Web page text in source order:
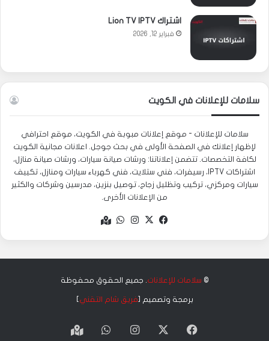
اشتراك Lion TV IPTV
فبراير 12, 2026
سلامات للإعلانات في الكويت
سلامات للإعلانات - موقع إعلانات مبوبة في الكويت، موقع احترافي
لإظهار إعلانك في الصفحة الأولى في بحث جوجل. اعلانات مجانية الكويت
لكافة التخصصات. تتضمن إعلاناتنا: ورشات صيانة سيارات، ورشات صيانة منازل،
اشتراكات IPTV، رسيفرات، فني ستلايت، فني كهرباء سيارات ومنازل، تكييف
سيارات ومركزي، تركيب وتظليل زجاج، توصيل بنزين، مدرسين وشركات والكثير
من الإعلانات الأخرى.
فيسبوك
‫X انستقرام
واتساب
© سلامات للإعلانات. جميع الحقوق محفوظة
برمجة وتصميم [فريق شام التقني]
فيسبوك انستقرامواتسابGoogle